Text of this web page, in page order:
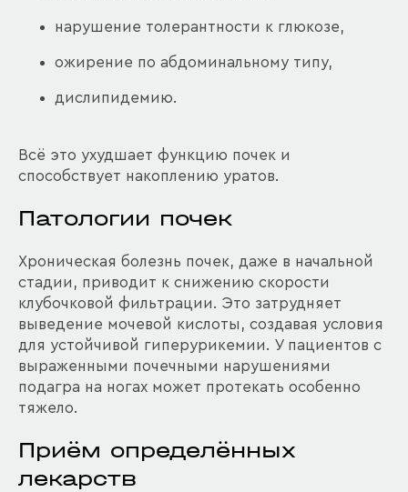
нарушение толерантности к глюкозе,
ожирение по абдоминальному типу,
дислипидемию.
Всё это ухудшает функцию почек и
способствует накоплению уратов.
Патологии почек
Хроническая болезнь почек, даже в начальной
стадии, приводит к снижению скорости
клубочковой фильтрации. Это затрудняет
выведение мочевой кислоты, создавая условия
для устойчивой гиперурикемии. У пациентов с
выраженными почечными нарушениями
подагра на ногах может протекать особенно
тяжело.
Приём определённых
лекарств